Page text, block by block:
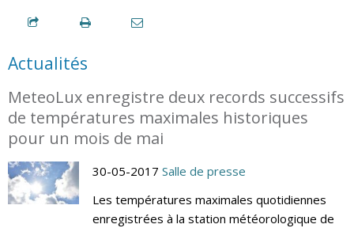
Actualités
MeteoLux enregistre deux records successifs
de températures maximales historiques
pour un mois de mai
30-05-2017 Salle de presse
Les températures maximales quotidiennes
enregistrées à la station météorologique de